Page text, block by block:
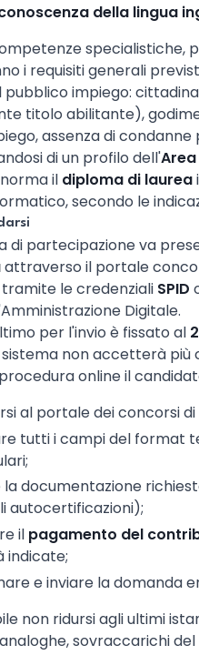
della lingua
specialistiche,
i requisiti generali
pubblico impiego:
titolo abilitante),
assenza di
di un profilo dell'
il diploma di laurea
secondo le
di partecipazione va
attraverso il portale
le credenziali SPID
Digitale.
per l'invio è fissato al
non accetterà più
online il
al portale dei concorsi di
tutti i campi del format
documentazione
autocertificazioni);
il pagamento del
indicate;
e inviare la domanda
non ridursi agli ultimi
sovraccarichi